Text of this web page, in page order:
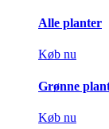
Alle planter
Køb nu
Grønne
Køb nu